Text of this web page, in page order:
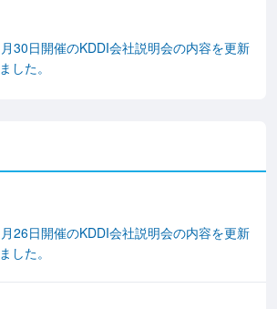
30日開催のKDDI会社説明会の内容を更新
した。
26日開催のKDDI会社説明会の内容を更新
した。